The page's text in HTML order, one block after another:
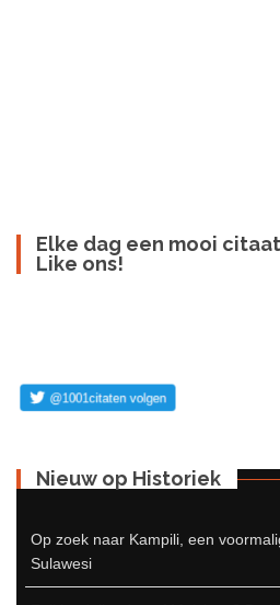
Elke dag een mooi
Like ons!
Nieuw op Historiek
Op zoek naar Kampili, een
Sulawesi